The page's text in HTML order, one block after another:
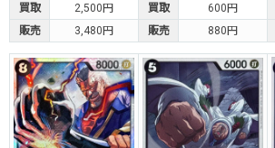
買取 2,500円 買取 600円
販売
3,480円 販売 880円